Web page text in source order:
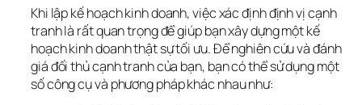
Khi lập kế hoạch kinh doanh, việc xác định định vị cạnh
tranh là rất quan trọng để giúp bạn xây dựng một kế
hoạch kinh doanh thật sự tối ưu. Để nghiên cứu và đánh
giá đối thủ cạnh tranh của bạn, bạn có thể sử dụng một
số công cụ và phương pháp khác nhau như: